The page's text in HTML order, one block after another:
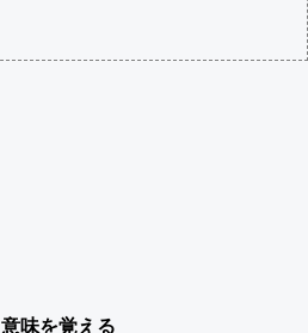
意味を覚える